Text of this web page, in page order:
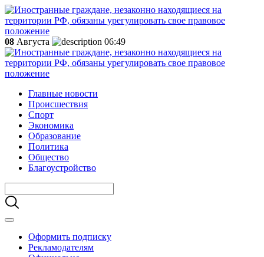
08 Августа 06:49
Главные новости
Происшествия
Спорт
Экономика
Образование
Политика
Общество
Благоустройство
Оформить подписку
Рекламодателям